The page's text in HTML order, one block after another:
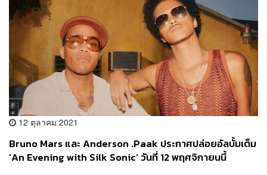
12 ตุลาคม 2021
Bruno Mars และ Anderson .Paak ประกาศปล่อยอัลบั้มเต็ม
‘An Evening with Silk Sonic’ วันที่ 12 พฤศจิกายนนี้